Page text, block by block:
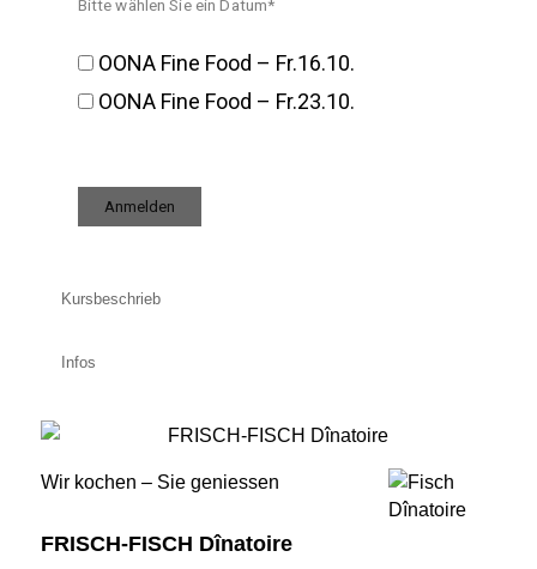
Bitte wählen Sie ein Datum*
OONA Fine Food – Fr.16.10.
OONA Fine Food – Fr.23.10.
Kursbeschrieb
Infos
Wir kochen – Sie geniessen
FRISCH-FISCH Dînatoire